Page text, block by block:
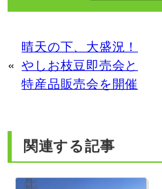
«
晴天の下、大盛況！
やしお枝豆即売会と
特産品販売会を開催
関連する記事